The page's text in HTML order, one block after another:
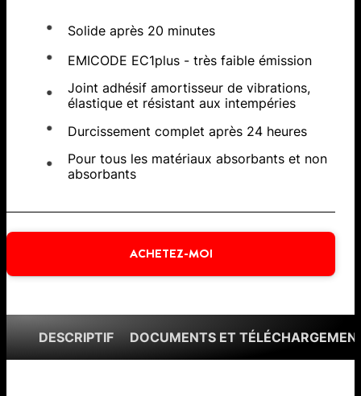
Solide après 20 minutes
EMICODE EC1plus - très faible émission
Joint adhésif amortisseur de vibrations,
élastique et résistant aux intempéries
Durcissement complet après 24 heures
Pour tous les matériaux absorbants et non
absorbants
ACHETEZ-MOI
DESCRIPTIF DOCUMENTS ET